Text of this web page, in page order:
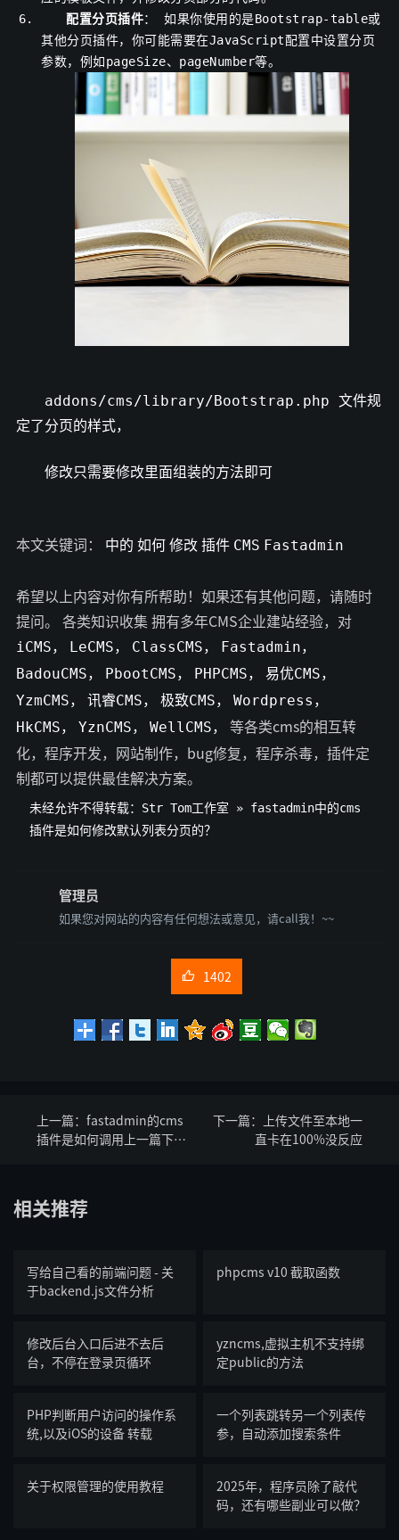
配置分页插件： 如果你使用的是Bootstrap-table或
其他分页插件，你可能需要在JavaScript配置中设置分页
参数，例如pageSize、 pageNumber等。
addons/cms/library/Bootstrap.php 文件规
定了分页的样式，
修改只需要修改里面组装的方法即可
本文关键词： 中的 如何 修改 插件 CMS Fastadmin
希望以上内容对你有所帮助！如果还有其他问题，请随时
提问。 各类知识收集 拥有多年CMS企业建站经验，对
iCMS， LeCMS， ClassCMS，
Fastadmin，
BadouCMS，
PbootCMS， PHPCMS，
易优CMS，
YzmCMS，
讯睿CMS， 极致CMS，
Wordpress，
HkCMS，
YznCMS， WellCMS，
等各类cms的相互转
化，程序开发，网站制作，bug修复，程序杀毒，插件定
制都可以提供最佳解决方案。
未经允许不得转载： Str Tom工作室 » fastadmin中的cms
插件是如何修改默认列表分页的？
管理员
如果您对网站的内容有任何想法或意见，请call我！~~
 1402
上一篇： fastadmin的cms
插件是如何调用上一篇下一
下一篇：
上传文件至本地一
直卡在100%没反应
相关推荐
写给自己看的前端问题 - 关
于backend.js文件分析
phpcms v10 截取函数
修改后台入口后进不去后
台，不停在登录页循环
yzncms,虚拟主机不支持绑
定public的方法
PHP判断用户访问的操作系
统,以及iOS的设备 转载
一个列表跳转另一个列表传
参，自动添加搜索条件
关于权限管理的使用教程
2025年，程序员除了敲代
码，还有哪些副业可以做？